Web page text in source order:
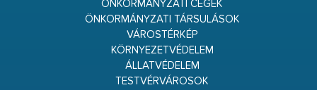
ÖNKORMÁNYZATI CÉGEK
ÖNKORMÁNYZATI TÁRSULÁSOK
VÁROSTÉRKÉP
KÖRNYEZETVÉDELEM
ÁLLATVÉDELEM
TESTVÉRVÁROSOK